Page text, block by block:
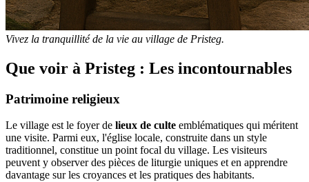
Vivez la tranquillité de la vie au village de Pristeg.
Que voir à Pristeg : Les incontournables
Patrimoine religieux
Le village est le foyer de lieux de culte emblématiques qui méritent
une visite. Parmi eux, l'église locale, construite dans un style
traditionnel, constitue un point focal du village. Les visiteurs
peuvent y observer des pièces de liturgie uniques et en apprendre
davantage sur les croyances et les pratiques des habitants.